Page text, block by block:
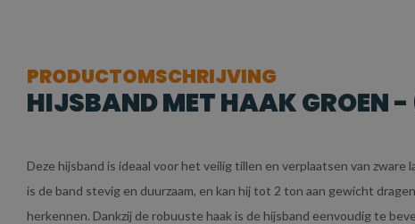
PRODUCTOMSCHRIJVING
HIJSBAND MET HAAK GROEN
Deze hijsband is ideaal voor het veilig tillen en verplaatsen van
is de band stevig en duurzaam, en kan hij tot 2 ton aan gewicht
herkennen. Dankzij de robuuste haak is de hijsband eenvoudig te